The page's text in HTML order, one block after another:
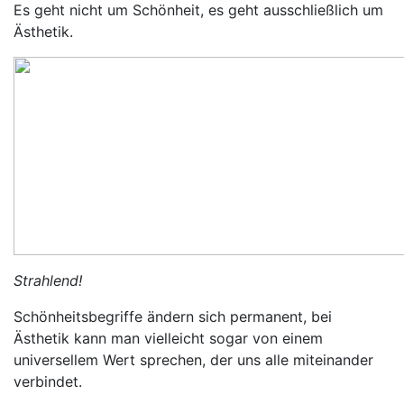
Es geht nicht um Schönheit, es geht ausschließlich um
Ästhetik.
Strahlend!
Schönheitsbegriffe ändern sich permanent, bei
Ästhetik kann man vielleicht sogar von einem
universellem Wert sprechen, der uns alle miteinander
verbindet.